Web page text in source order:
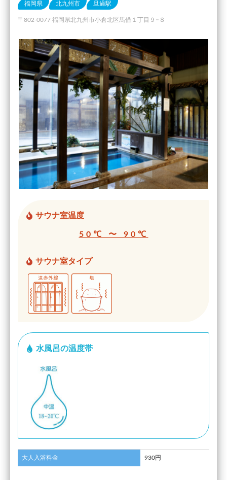
福岡県 北九州市 旦過駅
〒802-0077 福岡県北九州市小倉北区馬借１丁目９−８
サウナ室温度
50℃ 〜 90℃
サウナ室タイプ
水風呂の温度帯
大人入浴料金 930円